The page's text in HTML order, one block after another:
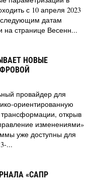
с 10 апреля 2023
датам
на странице Весенн...
НОВЫЕ
провайдер для
ориентированную
открыв
изменениями»
уже доступны для
...
«САПР